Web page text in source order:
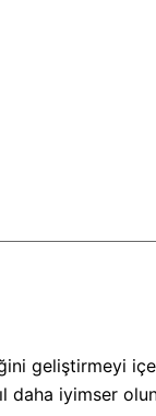
geliştirmeyi
iyimser